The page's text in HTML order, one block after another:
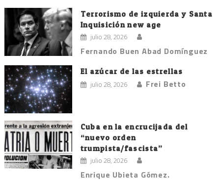
Terrorismo de izquierda y Santa
Inquisición new age
julio 28, 2026
Fernando Buen Abad Domínguez
El azúcar de las estrellas
julio 28, 2026 Frei Betto
Cuba en la encrucijada del
“nuevo orden
trumpista/fascista”
julio 28, 2026
Enrique Ubieta Gómez.